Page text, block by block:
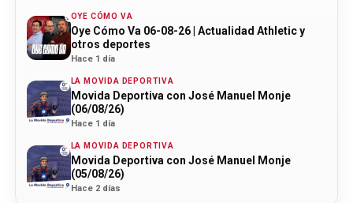
OYE CÓMO VA
Oye Cómo Va 06-08-26 | Actualidad Athletic y
otros deportes
Hace 1 día
LA MOVIDA DEPORTIVA
Movida Deportiva con José Manuel Monje
(06/08/26)
Hace 1 día
LA MOVIDA DEPORTIVA
Movida Deportiva con José Manuel Monje
(05/08/26)
Hace 2 días